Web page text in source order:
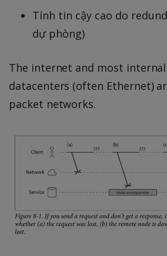
Tính tin cậy cao do
dự phòng)
The internet and most
datacenters (often Ethernet)
packet networks.